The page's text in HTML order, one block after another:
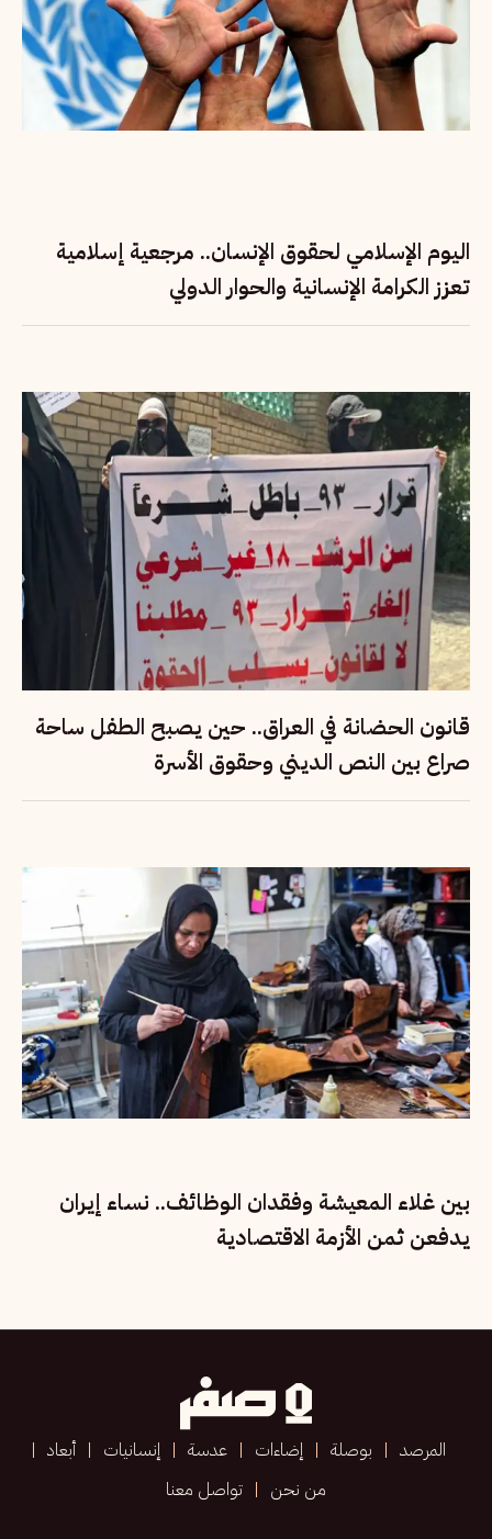
اليوم الإسلامي لحقوق الإنسان.. مرجعية إسلامية
تعزز الكرامة الإنسانية والحوار الدولي
قانون الحضانة في العراق.. حين يصبح الطفل ساحة
صراع بين النص الديني وحقوق الأسرة
بين غلاء المعيشة وفقدان الوظائف.. نساء إيران
يدفعن ثمن الأزمة الاقتصادية
المرصد بوصلة إضاءات عدسة إنسانيات
أبعاد
من نحن
تواصل معنا